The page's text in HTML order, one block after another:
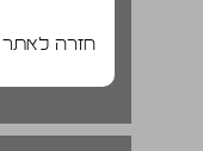
חזרה לאתר